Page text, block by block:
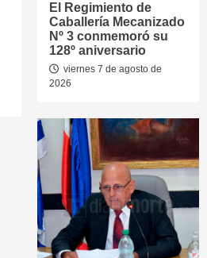
El Regimiento de
Caballería Mecanizado
Nº 3 conmemoró su
128º aniversario
viernes 7 de agosto de
2026